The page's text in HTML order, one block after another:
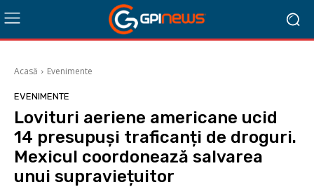
Acasă Evenimente
EVENIMENTE
Lovituri aeriene americane ucid
14 presupuși traficanți de droguri.
Mexicul coordonează salvarea
unui supraviețuitor